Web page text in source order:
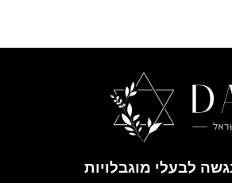
לבעלי מוגבלויות